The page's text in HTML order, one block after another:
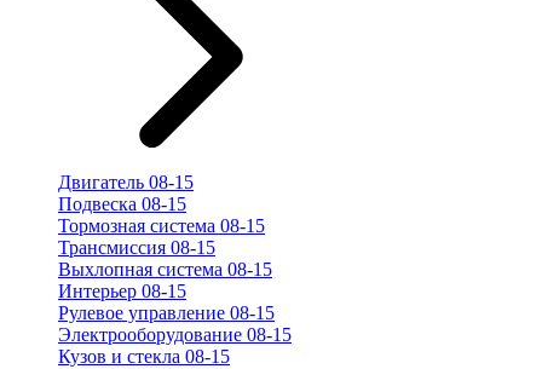
Двигатель 08-15
Подвеска 08-15
Тормозная система 08-15
Трансмиссия 08-15
Выхлопная система 08-15
Интерьер 08-15
Рулевое управление 08-15
Электрооборудование 08-15
Кузов и стекла 08-15